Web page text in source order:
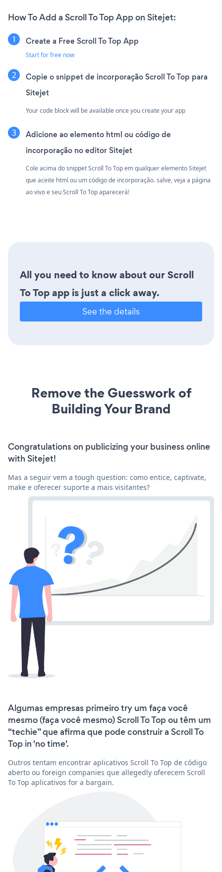
How To Add a Scroll To Top App on Sitejet:
Create a Free Scroll To Top App
Start for free now
Copie o snippet de incorporação Scroll To Top para
Sitejet
Your code block will be available once you create your app
Adicione ao elemento html ou código de
incorporação no editor Sitejet
Cole acima do snippet Scroll To Top em qualquer elemento Sitejet
que aceite html ou um código de incorporação. salve, veja a página
ao vivo e seu Scroll To Top aparecerá!
All you need to know about our Scroll
To Top app is just a click away.
See the details
Remove the Guesswork of
Building Your Brand
Congratulations on publicizing your business online
with Sitejet!
Mas a seguir vem a tough question: como entice, captivate,
make e oferecer suporte a mais visitantes?
Algumas empresas primeiro try um faça você
mesmo (faça você mesmo) Scroll To Top ou têm um
“techie” que afirma que pode construir a Scroll To
Top in 'no time'.
Outros tentam encontrar aplicativos Scroll To Top de código
aberto ou foreign companies que allegedly oferecem Scroll
To Top aplicativos for a bargain.